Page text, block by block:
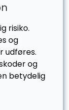
risiko.
og
udføres.
og
betydelig